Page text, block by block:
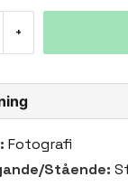
+
Fotografi
Stående: